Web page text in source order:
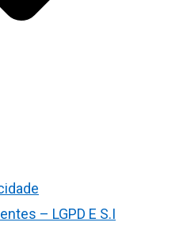
– LGPD E S.I